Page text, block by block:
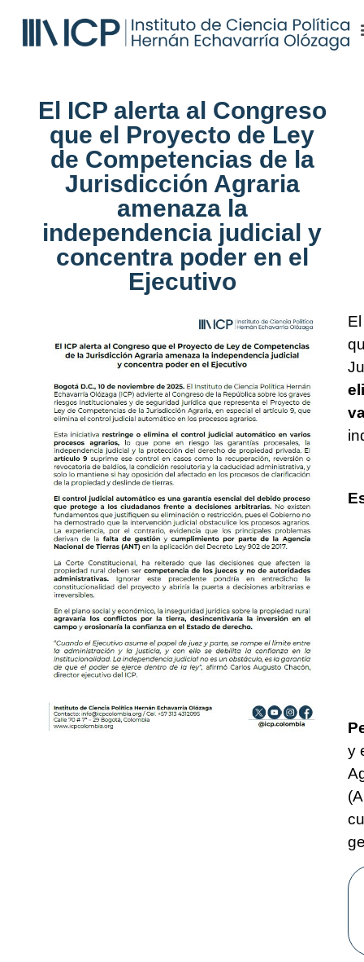
El ICP alerta al Congreso
que el Proyecto de Ley
de Competencias de la
Jurisdicción Agraria
amenaza la
independencia judicial y
concentra poder en el
Ejecutivo
y